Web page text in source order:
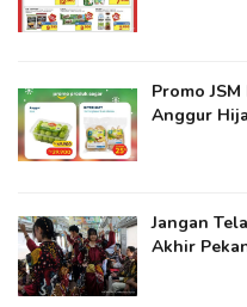
Promo
Anggur
Jangan
Akhir